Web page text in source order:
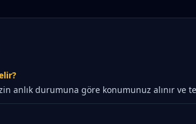
anlık durumuna göre konumunuz alınır ve